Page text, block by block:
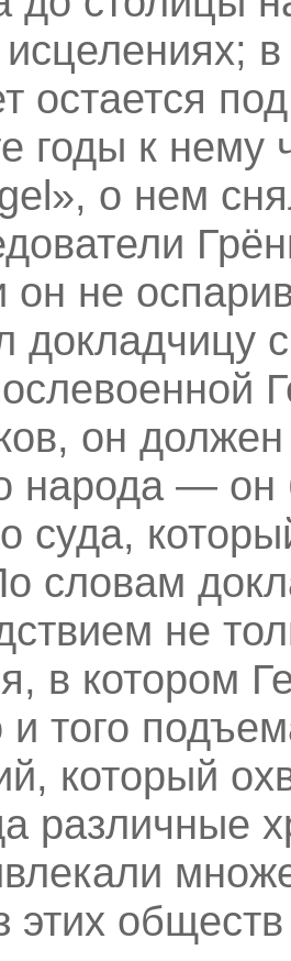
остается
годы к нему
о нем
не
докладчицу
он
народа — он
суда,
словам
не
в котором
того
который
различные
этих